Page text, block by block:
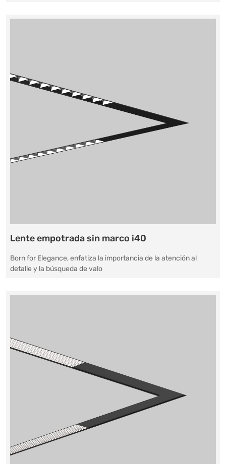
Lente empotrada sin marco i40
Born for Elegance, enfatiza la importancia de la atención al
detalle y la búsqueda de valo